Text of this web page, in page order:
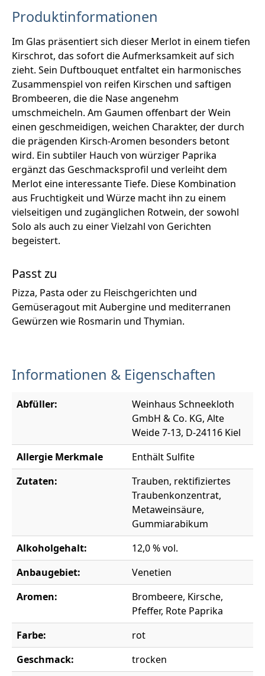
Produktinformationen
Im Glas präsentiert sich dieser Merlot in einem tiefen
Kirschrot, das sofort die Aufmerksamkeit auf sich
zieht. Sein Duftbouquet entfaltet ein harmonisches
Zusammenspiel von reifen Kirschen und saftigen
Brombeeren, die die Nase angenehm
umschmeicheln. Am Gaumen offenbart der Wein
einen geschmeidigen, weichen Charakter, der durch
die prägenden Kirsch-Aromen besonders betont
wird. Ein subtiler Hauch von würziger Paprika
ergänzt das Geschmacksprofil und verleiht dem
Merlot eine interessante Tiefe. Diese Kombination
aus Fruchtigkeit und Würze macht ihn zu einem
vielseitigen und zugänglichen Rotwein, der sowohl
Solo als auch zu einer Vielzahl von Gerichten
begeistert.
Passt zu
Pizza, Pasta oder zu Fleischgerichten und
Gemüseragout mit Aubergine und mediterranen
Gewürzen wie Rosmarin und Thymian.
Informationen & Eigenschaften
Abfüller:
Weinhaus Schneekloth
GmbH & Co. KG, Alte
Weide 7-13, D-24116 Kiel
Allergie Merkmale
Enthält Sulfite
Zutaten:
Trauben, rektifiziertes
Traubenkonzentrat,
Metaweinsäure,
Gummiarabikum
Alkoholgehalt:
12,0 % vol.
Anbaugebiet:
Venetien
Aromen:
Brombeere, Kirsche,
Pfeffer, Rote Paprika
Farbe:
rot
Geschmack:
trocken